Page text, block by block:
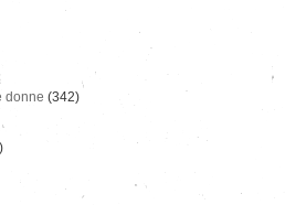
donne (342)